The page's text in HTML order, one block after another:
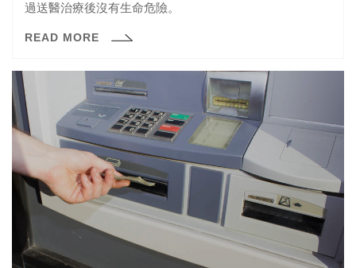
過送醫治療後沒有生命危險。
READ MORE